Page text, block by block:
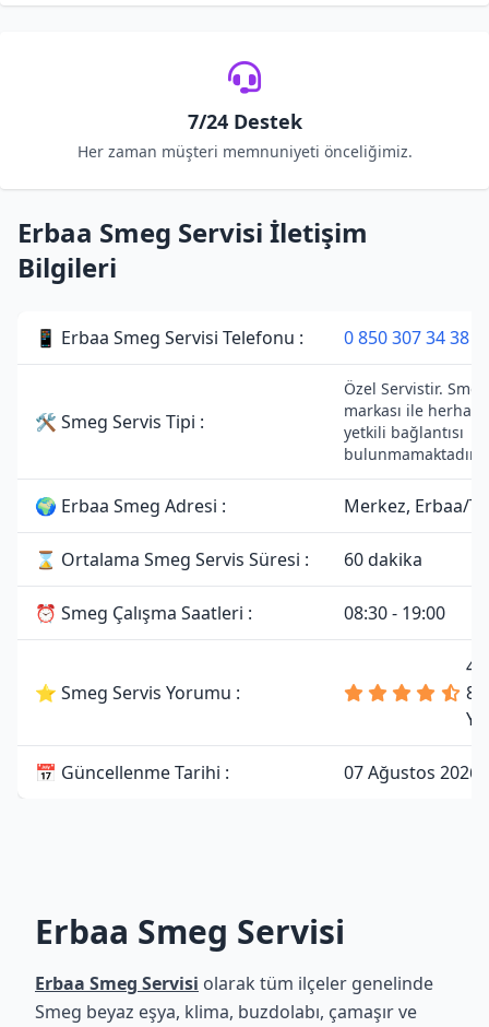
7/24 Destek
Her zaman müşteri memnuniyeti önceliğimiz.
Erbaa Smeg Servisi İletişim
Bilgileri
📱 Erbaa Smeg Servisi Telefonu : 0 850 307 34 38
🛠 Smeg Servis Tipi :
Özel Servistir. Smeg
markası ile
yetkili bağlantısı
bulunmamaktadır.
🌍 Erbaa Smeg Adresi : Merkez, Erbaa/
⌛ Ortalama Smeg Servis Süresi : 60 dakika
⏰ Smeg Çalışma Saatleri : 08:30 - 19:00
⭐ Smeg Servis Yorumu :
81
📅 Güncellenme Tarihi : 07 Ağustos 2026
Erbaa Smeg Servisi
Erbaa Smeg Servisi olarak tüm ilçeler genelinde
Smeg beyaz eşya, klima, buzdolabı, çamaşır ve